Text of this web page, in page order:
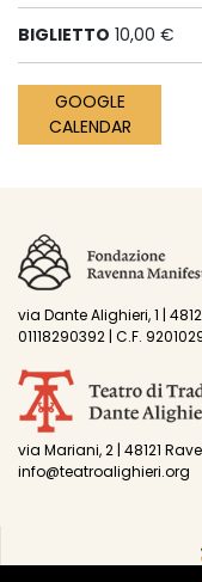
BIGLIETTO 10,00 €
GOOGLE
CALENDAR
via Dante Alighieri, 1 |
01118290392 | C.F.
via Mariani, 2 | 48121
info@teatroalighieri.org